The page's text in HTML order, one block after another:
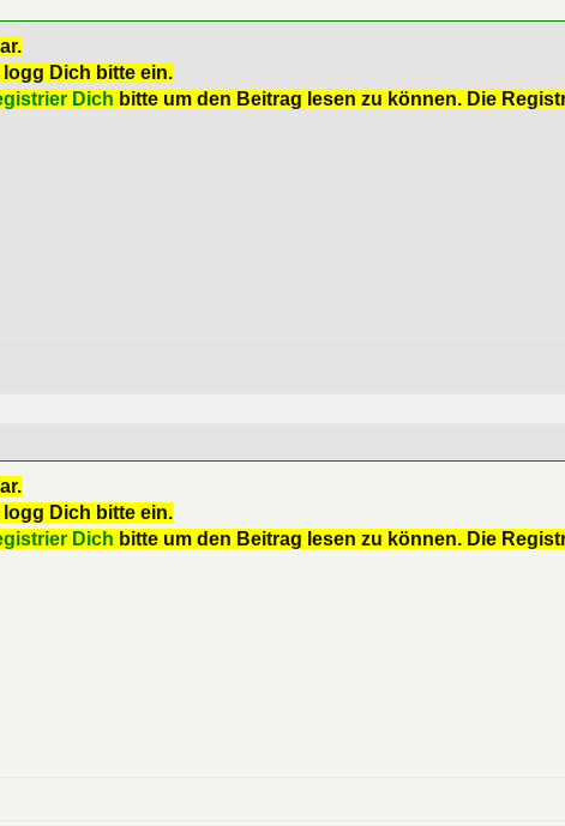
Dich bitte ein.
Dich bitte um den Beitrag lesen zu können. Die
Dich bitte ein.
Dich bitte um den Beitrag lesen zu können. Die